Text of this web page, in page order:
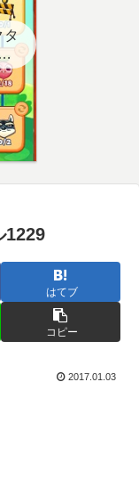
タ
1229
はてブ
コピー
2017.01.03